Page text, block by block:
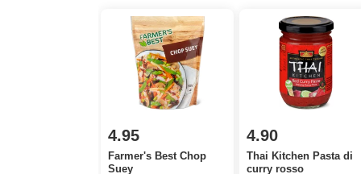
4.95
Farmer's Best Chop
Suey
4.90
Thai Kitchen Pasta di
curry rosso